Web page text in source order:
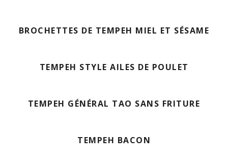
BROCHETTES DE TEMPEH MIEL ET SÉSAME
TEMPEH STYLE AILES DE POULET
TEMPEH GÉNÉRAL TAO SANS FRITURE
TEMPEH BACON